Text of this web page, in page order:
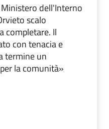
dell'Interno
scalo
completare. Il
con tenacia e
termine un
la comunità»